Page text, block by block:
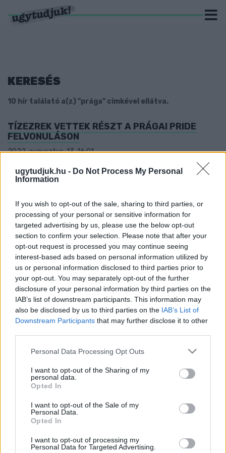
ugytudjuk.hu - Do Not Process My Personal
Information
If you wish to opt-out of the sale, sharing to third parties, or
processing of your personal or sensitive information for
targeted advertising by us, please use the below opt-out
section to confirm your selection. Please note that after your
opt-out request is processed you may continue seeing
interest-based ads based on personal information utilized by
us or personal information disclosed to third parties prior to
your opt-out. You may separately opt-out of the further
disclosure of your personal information by third parties on the
IAB’s list of downstream participants. This information may
also be disclosed by us to third parties on the IAB’s List of
Downstream Participants that may further disclose it to other
Please note that this website/app uses one or more Google
not limited to your visit or usage behaviour. You may click to
grant or deny consent to Google and its third-party tags to
use your data for below specified purposes in below Google
consent section.
Personal Data Processing Opt Outs
I want to opt-out of the Sharing of my
personal data.
Opted In
I want to opt-out of the Sale of my
Personal Data.
Opted In
I want to opt-out of processing my
Personal Data for Targeted Advertising.
KERESÉS
10 hír találató a(z) "prága" cimkével ellátva.
TÍZEZREK VETTEK RÉSZT A PRÁGAI PRIDE
FELVONULÁSON
2022. augusztus. 13. 16:01
MAGYARORSZÁG 150 LÉLEGEZTETŐGÉPET
2020. október. 23. 16:57
A cseh hatóságok csütörtökön közölték, hogy Prága segítséget
kért az Európai Unió és a NATO tagállamaitól.
KIFÜTYÜLTÉK ORBÁNT PRÁGÁBAN
2020. január. 07. 17:07
A tüntetők transzparensekkel és dallamos füttyszóval várták a
miniszterelnököt.
TŰZIJÁTÉK HELYETT FÉNYJÁTÉKKAL FOGJA
ÜNNEPELNI AZ ÚJ ÉVET PRÁGA
2019. augusztus. 08. 19:31
Nem akarják halálra rémiszteni a háziállatokat.
ELBUKOTT AZ ELLENZÉK BIZALMATLANSÁGI
KORMÁNYFŐ
2019. június. 27. 10:52
Vasárnap Prágában negyedmillió ember követelte a kormányfő
lemondását.
VIDEÓ - SUGÁRZÓ MOSOLLYAL ÉRKEZETT A
BÍRÓSÁGRA A BÉRGYILKOS DÉR CSABA
Valószínűleg Magyarországnak fogják kiadni Dér Csabát, akinek
kiadatását több ország is kéri. Az Alo napilap cikke szerint a